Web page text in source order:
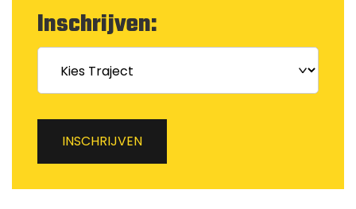
Inschrijven:
INSCHRIJVEN